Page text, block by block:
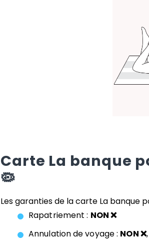
Carte La banque
🦠
Les garanties de la carte La banque
Rapatriement : NON ❌
Annulation de voyage : NON ❌